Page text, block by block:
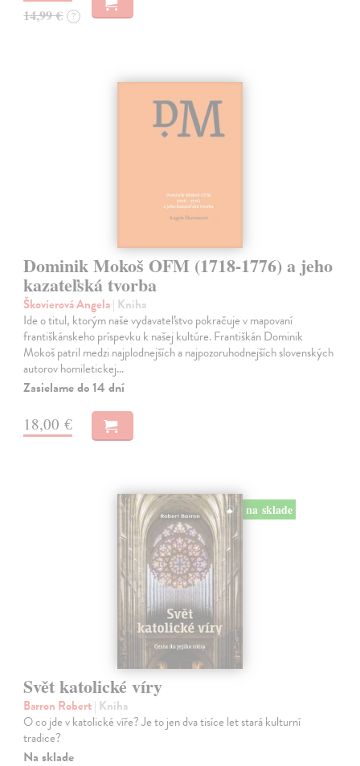
14,99 € ?
Dominik Mokoš OFM (1718-1776) a jeho
kazateľská tvorba
Škovierová Angela| Kniha
Ide o titul, ktorým naše vydavateľstvo pokračuje v mapovaní
františkánskeho príspevku k našej kultúre. Františkán Dominik
Mokoš patril medzi najplodnejších a najpozoruhodnejších slovenských
autorov homiletickej…
Zasielame do 14 dní
18,00 €
na sklade
Svět katolické víry
Barron Robert| Kniha
O co jde v katolické víře? Je to jen dva tisíce let stará kulturní
tradice?
Na sklade